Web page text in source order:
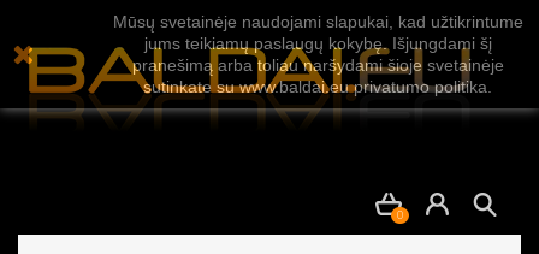
0
Mūsų svetainėje naudojami slapukai, kad užtikrintume
jums teikiamų paslaugų kokybę. Išjungdami šį
pranešimą arba toliau naršydami šioje svetainėje
sutinkate su www.baldai.eu privatumo politika.